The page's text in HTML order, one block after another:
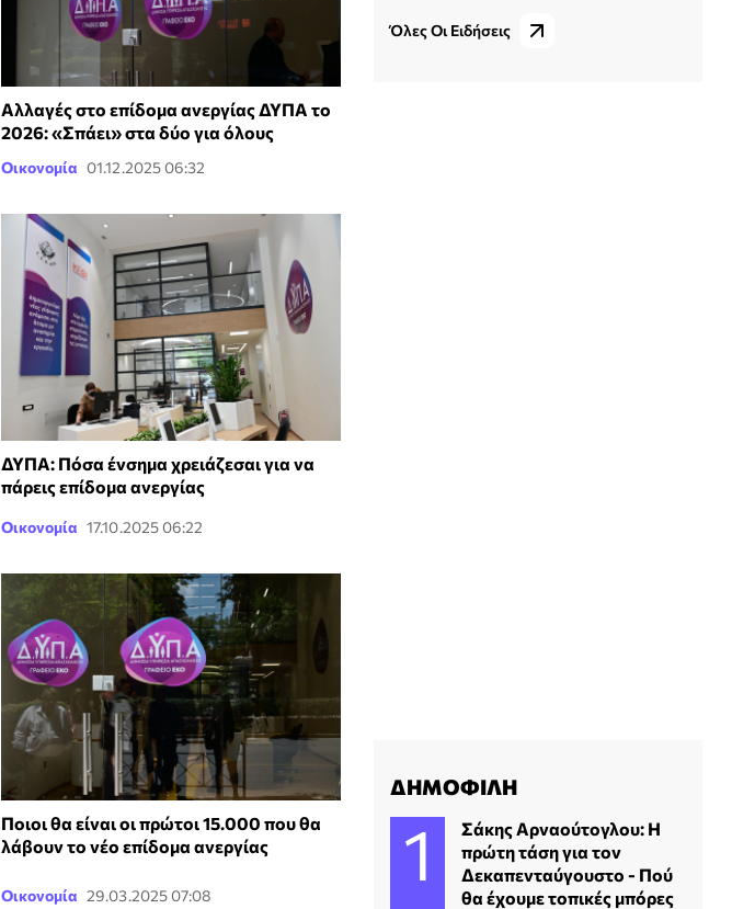
Αλλαγές στο επίδομα ανεργίας ΔΥΠΑ το
2026: «Σπάει» στα δύο για όλους
Οικονομία 01.12.2025 06:32
ΔΥΠΑ: Πόσα ένσημα χρειάζεσαι για να
πάρεις επίδομα ανεργίας
Οικονομία 17.10.2025 06:22
Ποιοι θα είναι οι πρώτοι 15.000 που θα
λάβουν το νέο επίδομα ανεργίας
Οικονομία 29.03.2025 07:08
Όλες Οι Ειδήσεις
ΔΗΜΟΦΙΛΗ
Σάκης Αρναούτογλου: Η
πρώτη τάση για τον
Δεκαπενταύγουστο - Πού
θα έχουμε τοπικές μπόρες